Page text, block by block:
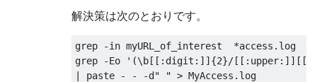
解決策は次のとおりです。
grep -in myURL_of_interest *access . log
grep
-Eo
'(\b[[:digit:]]{2}/
|
paste - - -d" " > MyAccess . log